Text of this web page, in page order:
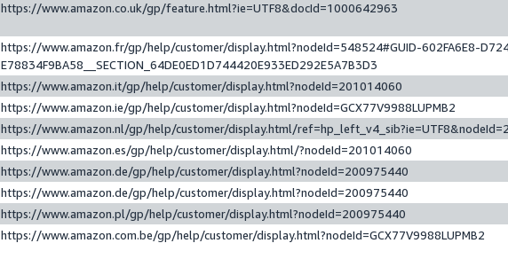
https://www.amazon.co.uk/gp/feature.html?ie=UTF8&docId=1000642963
https://www.amazon.fr/gp/help/customer/display.html?nodeId=548524#GUID-602FA6E8-
E78834F9BA58__SECTION_64DE0ED1D744420E933ED292E5A7B3D3
https://www.amazon.it/gp/help/customer/display.html?nodeId=201014060
https://www.amazon.ie/gp/help/customer/display.html?nodeId=GCX77V9988LUPMB2
https://www.amazon.nl/gp/help/customer/display.html/
https://www.amazon.es/gp/help/customer/display.html/?nodeId=201014060
https://www.amazon.de/gp/help/customer/display.html?nodeId=200975440
https://www.amazon.de/gp/help/customer/display.html?nodeId=200975440
https://www.amazon.pl/gp/help/customer/display.html?nodeId=200975440
https://www.amazon.com.be/gp/help/customer/display.html?nodeId=GCX77V9988LUPMB2